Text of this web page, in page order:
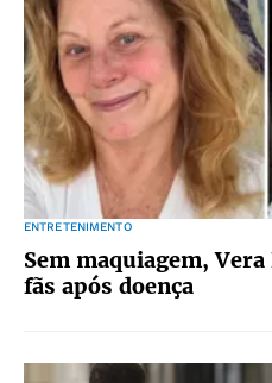
ENTRETENIMENTO
Sem maquiagem,
fãs após doença